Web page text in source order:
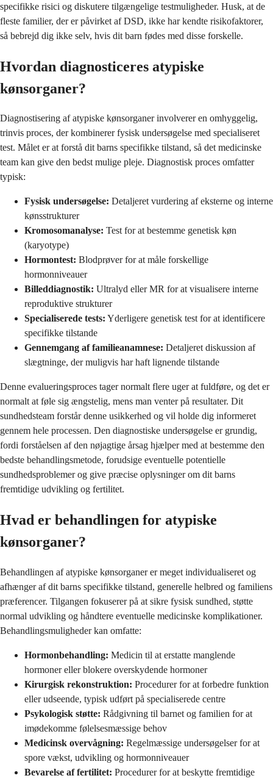
specifikke risici og diskutere tilgængelige testmuligheder. Husk, at de
fleste familier, der er påvirket af DSD, ikke har kendte risikofaktorer,
så bebrejd dig ikke selv, hvis dit barn fødes med disse forskelle.
Hvordan diagnosticeres atypiske
kønsorganer?
Diagnostisering af atypiske kønsorganer involverer en omhyggelig,
trinvis proces, der kombinerer fysisk undersøgelse med specialiseret
test. Målet er at forstå dit barns specifikke tilstand, så det medicinske
team kan give den bedst mulige pleje. Diagnostisk proces omfatter
typisk:
Fysisk undersøgelse: Detaljeret vurdering af eksterne og interne
kønsstrukturer
Kromosomanalyse: Test for at bestemme genetisk køn
(karyotype)
Hormontest: Blodprøver for at måle forskellige
hormonniveauer
Billeddiagnostik: Ultralyd eller MR for at visualisere interne
reproduktive strukturer
Specialiserede tests: Yderligere genetisk test for at identificere
specifikke tilstande
Gennemgang af familieanamnese: Detaljeret diskussion af
slægtninge, der muligvis har haft lignende tilstande
Denne evalueringsproces tager normalt flere uger at fuldføre, og det er
normalt at føle sig ængstelig, mens man venter på resultater. Dit
sundhedsteam forstår denne usikkerhed og vil holde dig informeret
gennem hele processen. Den diagnostiske undersøgelse er grundig,
fordi forståelsen af den nøjagtige årsag hjælper med at bestemme den
bedste behandlingsmetode, forudsige eventuelle potentielle
sundhedsproblemer og give præcise oplysninger om dit barns
fremtidige udvikling og fertilitet.
Hvad er behandlingen for atypiske
kønsorganer?
Behandlingen af atypiske kønsorganer er meget individualiseret og
afhænger af dit barns specifikke tilstand, generelle helbred og familiens
præferencer. Tilgangen fokuserer på at sikre fysisk sundhed, støtte
normal udvikling og håndtere eventuelle medicinske komplikationer.
Behandlingsmuligheder kan omfatte:
Hormonbehandling: Medicin til at erstatte manglende
hormoner eller blokere overskydende hormoner
Kirurgisk rekonstruktion: Procedurer for at forbedre funktion
eller udseende, typisk udført på specialiserede centre
Psykologisk støtte: Rådgivning til barnet og familien for at
imødekomme følelsesmæssige behov
Medicinsk overvågning: Regelmæssige undersøgelser for at
spore vækst, udvikling og hormonniveauer
Bevarelse af fertilitet: Procedurer for at beskytte fremtidige